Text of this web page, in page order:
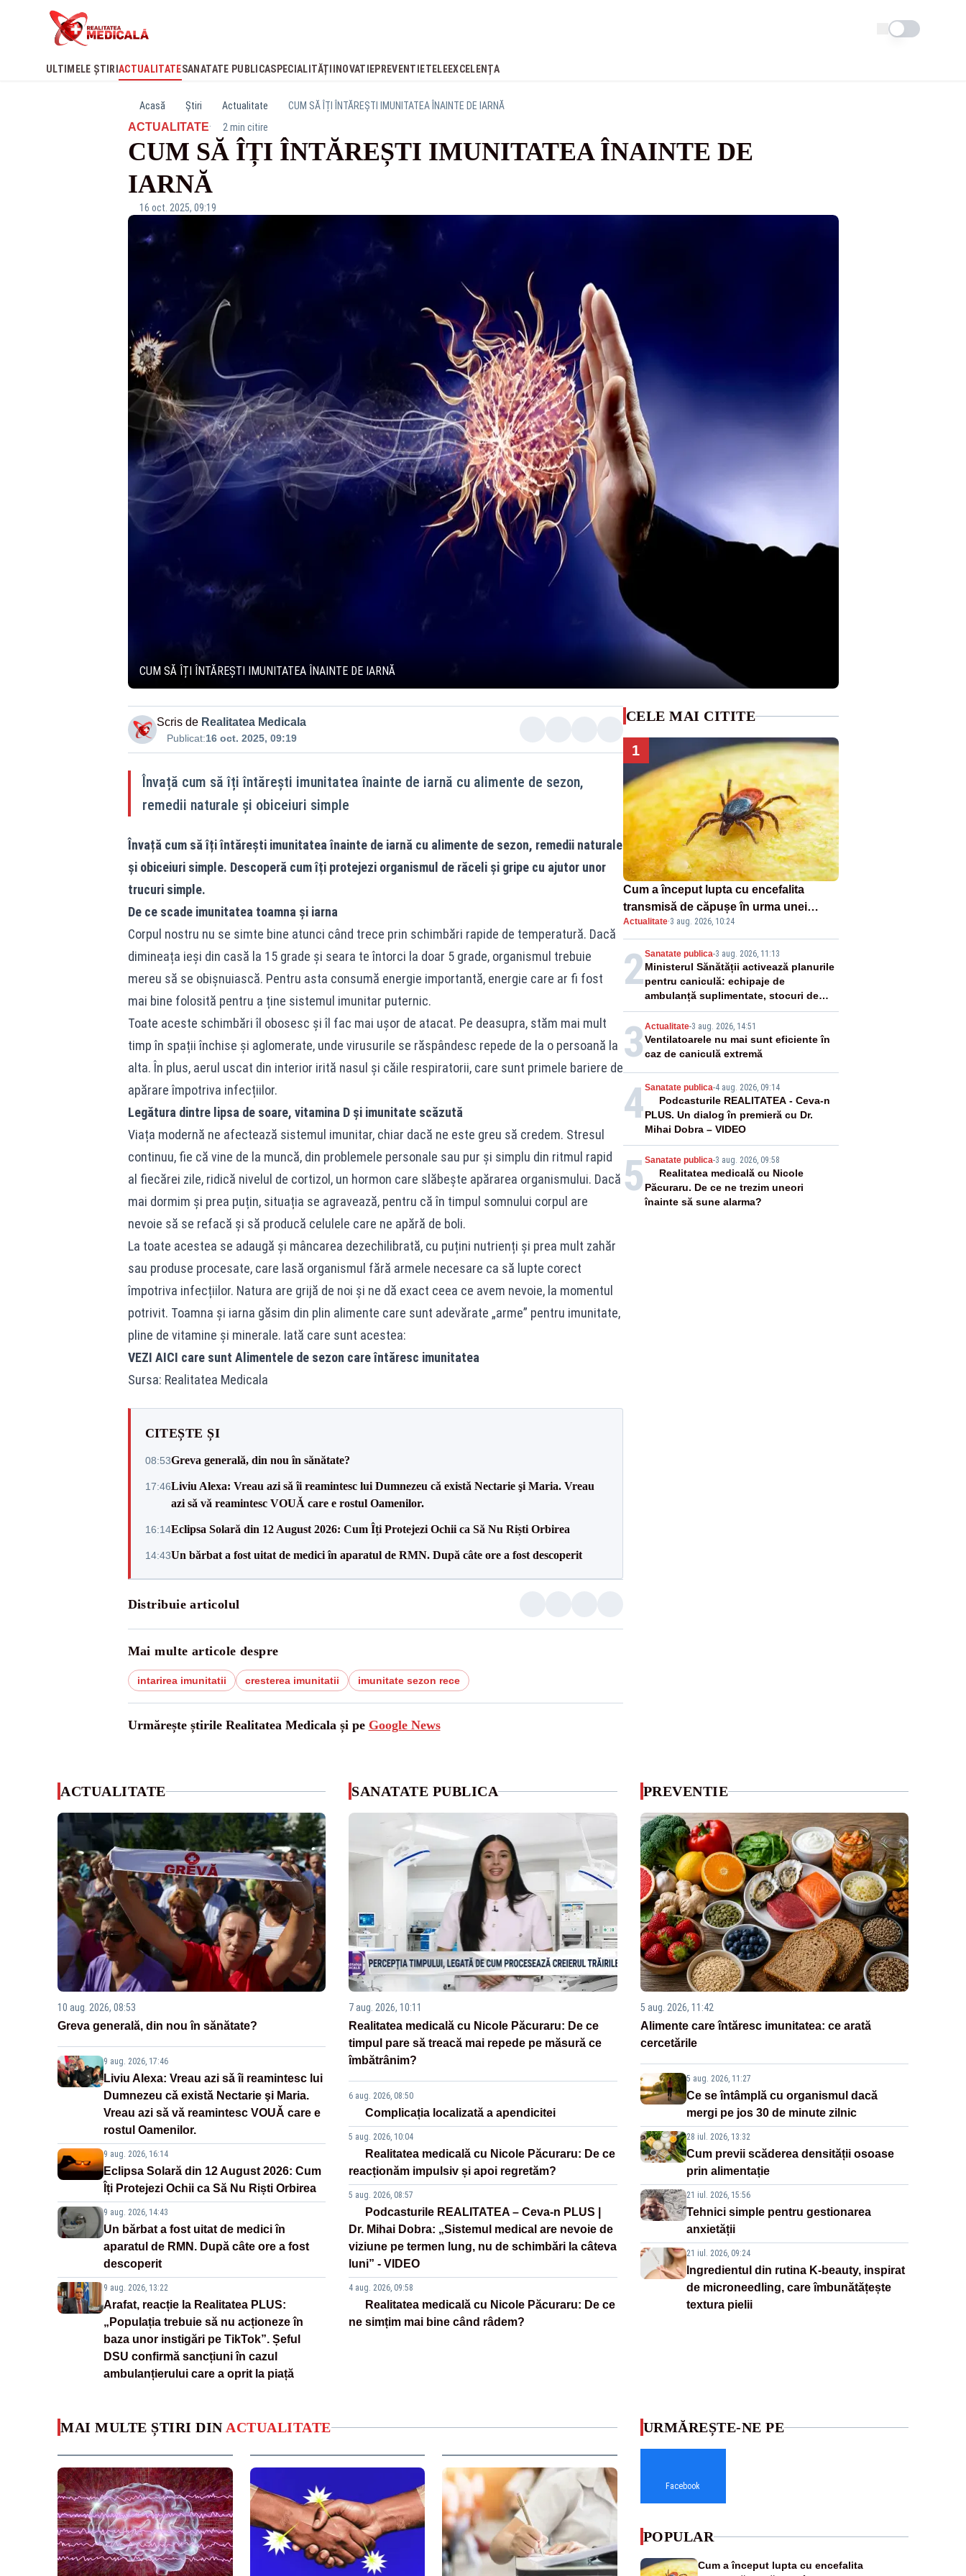
Schimba tema
ULTIMELE ȘTIRI ACTUALITATESANATATE PUBLICASPECIALITĂȚI INOVATIEPREVENTIETELEEXCELENȚA
Acasă Știri Actualitate CUM SĂ ÎȚI ÎNTĂREȘTI IMUNITATEA ÎNAINTE DE IARNĂ
ACTUALITATE· 2 min citire
CUM SĂ ÎȚI ÎNTĂREȘTI IMUNITATEA ÎNAINTE DE
IARNĂ
16 oct. 2025, 09:19
CUM SĂ ÎȚI ÎNTĂREȘTI IMUNITATEA ÎNAINTE DE IARNĂ
Scris de Realitatea Medicala
Publicat:16 oct. 2025, 09:19
Învață cum să îți întărești imunitatea înainte de iarnă cu alimente de sezon,
remedii naturale și obiceiuri simple
Învață cum să îți întărești imunitatea înainte de iarnă cu alimente de sezon, remedii naturale
și obiceiuri simple. Descoperă cum îți protejezi organismul de răceli și gripe cu ajutor unor
trucuri simple.
De ce scade imunitatea toamna și iarna
Corpul nostru nu se simte bine atunci când trece prin schimbări rapide de temperatură. Dacă
dimineața ieși din casă la 15 grade și seara te întorci la doar 5 grade, organismul trebuie
mereu să se obișnuiască. Pentru asta consumă energie importantă, energie care ar fi fost
mai bine folosită pentru a ține sistemul imunitar puternic.
Toate aceste schimbări îl obosesc și îl fac mai ușor de atacat. Pe deasupra, stăm mai mult
timp în spații închise și aglomerate, unde virusurile se răspândesc repede de la o persoană la
alta. În plus, aerul uscat din interior irită nasul și căile respiratorii, care sunt primele bariere de
apărare împotriva infecțiilor.
Legătura dintre lipsa de soare, vitamina D și imunitate scăzută
Viața modernă ne afectează sistemul imunitar, chiar dacă ne este greu să credem. Stresul
continuu, fie că vine de la muncă, din problemele personale sau pur și simplu din ritmul rapid
al fiecărei zile, ridică nivelul de cortizol, un hormon care slăbește apărarea organismului. Dacă
mai dormim și prea puțin, situația se agravează, pentru că în timpul somnului corpul are
nevoie să se refacă și să producă celulele care ne apără de boli.
La toate acestea se adaugă și mâncarea dezechilibrată, cu puțini nutrienți și prea mult zahăr
sau produse procesate, care lasă organismul fără armele necesare ca să lupte corect
împotriva infecțiilor. Natura are grijă de noi și ne dă exact ceea ce avem nevoie, la momentul
potrivit. Toamna și iarna găsim din plin alimente care sunt adevărate „arme” pentru imunitate,
pline de vitamine și minerale. Iată care sunt acestea:
VEZI AICI care sunt Alimentele de sezon care întăresc imunitatea
Sursa: Realitatea Medicala
CITEȘTE ȘI
08:53Greva generală, din nou în sănătate?
17:46Liviu Alexa: Vreau azi sǎ îi reamintesc lui Dumnezeu cǎ existǎ Nectarie şi Maria. Vreau
azi sǎ vǎ reamintesc VOUǍ care e rostul Oamenilor.
16:14Eclipsa Solară din 12 August 2026: Cum Îți Protejezi Ochii ca Să Nu Riști Orbirea
14:43Un bărbat a fost uitat de medici în aparatul de RMN. După câte ore a fost descoperit
Distribuie articolul
Mai multe articole despre
intarirea imunitatii cresterea imunitatii imunitate sezon rece
Urmărește știrile Realitatea Medicala și pe Google News
CELE MAI CITITE
1
Cum a început lupta cu encefalita
transmisă de căpușe în urma unei
simple vacanțe
Actualitate·3 aug. 2026, 10:24
2Sanatate publica-3 aug. 2026, 11:13
Ministerul Sănătății activează planurile
pentru caniculă: echipaje de
ambulanță suplimentate, stocuri de
medicamente verificate și puncte de
apă în spațiile publice
3 Actualitate-3 aug. 2026, 14:51
Ventilatoarele nu mai sunt eficiente în
caz de caniculă extremă
4Sanatate publica-4 aug. 2026, 09:14
Podcasturile REALITATEA - Ceva-n
PLUS. Un dialog în premieră cu Dr.
Mihai Dobra – VIDEO
5 Sanatate publica-3 aug. 2026, 09:58
Realitatea medicală cu Nicole
Păcuraru. De ce ne trezim uneori
înainte să sune alarma?
ACTUALITATE
10 aug. 2026, 08:53
Greva generală, din nou în sănătate?
9 aug. 2026, 17:46
Liviu Alexa: Vreau azi sǎ îi reamintesc lui
Dumnezeu cǎ existǎ Nectarie şi Maria.
Vreau azi sǎ vǎ reamintesc VOUǍ care e
rostul Oamenilor.
9 aug. 2026, 16:14
Eclipsa Solară din 12 August 2026: Cum
Îți Protejezi Ochii ca Să Nu Riști Orbirea
9 aug. 2026, 14:43
Un bărbat a fost uitat de medici în
aparatul de RMN. După câte ore a fost
descoperit
9 aug. 2026, 13:22
Arafat, reacție la Realitatea PLUS:
„Populația trebuie să nu acționeze în
baza unor instigări pe TikTok”. Șeful
DSU confirmă sancțiuni în cazul
ambulanțierului care a oprit la piață
SANATATE PUBLICA
7 aug. 2026, 10:11
Realitatea medicală cu Nicole Păcuraru: De ce
timpul pare să treacă mai repede pe măsură ce
îmbătrânim?
6 aug. 2026, 08:50
Complicația localizată a apendicitei
5 aug. 2026, 10:04
Realitatea medicală cu Nicole Păcuraru: De ce
reacționăm impulsiv și apoi regretăm?
5 aug. 2026, 08:57
Podcasturile REALITATEA – Ceva-n PLUS |
Dr. Mihai Dobra: „Sistemul medical are nevoie de
viziune pe termen lung, nu de schimbări la câteva
luni” - VIDEO
4 aug. 2026, 09:58
Realitatea medicală cu Nicole Păcuraru: De ce
ne simțim mai bine când râdem?
PREVENTIE
5 aug. 2026, 11:42
Alimente care întăresc imunitatea: ce arată
cercetările
5 aug. 2026, 11:27
Ce se întâmplă cu organismul dacă
mergi pe jos 30 de minute zilnic
28 iul. 2026, 13:32
Cum previi scăderea densității osoase
prin alimentație
21 iul. 2026, 15:56
Tehnici simple pentru gestionarea
anxietății
21 iul. 2026, 09:24
Ingredientul din rutina K-beauty, inspirat
de microneedling, care îmbunătățește
textura pielii
MAI MULTE ȘTIRI DIN ACTUALITATE URMĂREȘTE-NE PE
Facebook
POPULAR
Cum a început lupta cu encefalita